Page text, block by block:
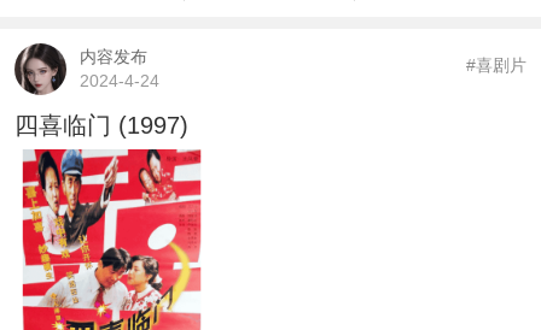
内容发布
2024-4-24
#喜剧片
四喜临门 (1997)